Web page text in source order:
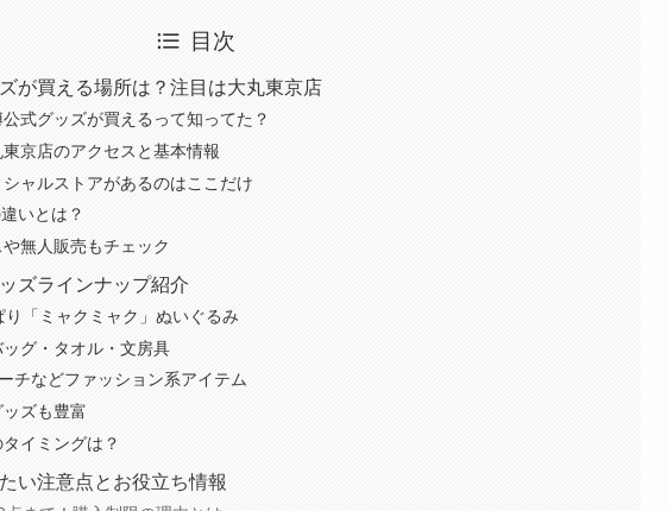
目次
が買える場所は？注目は大丸東京店
式グッズが買えるって知ってた？
京店のアクセスと基本情報
ャルストアがあるのはここだけ
いとは？
無人販売もチェック
ズラインナップ紹介
り「ミャクミャク」ぬいぐるみ
グ・タオル・文房具
チなどファッション系アイテム
ズも豊富
イミングは？
い注意点とお役立ち情報